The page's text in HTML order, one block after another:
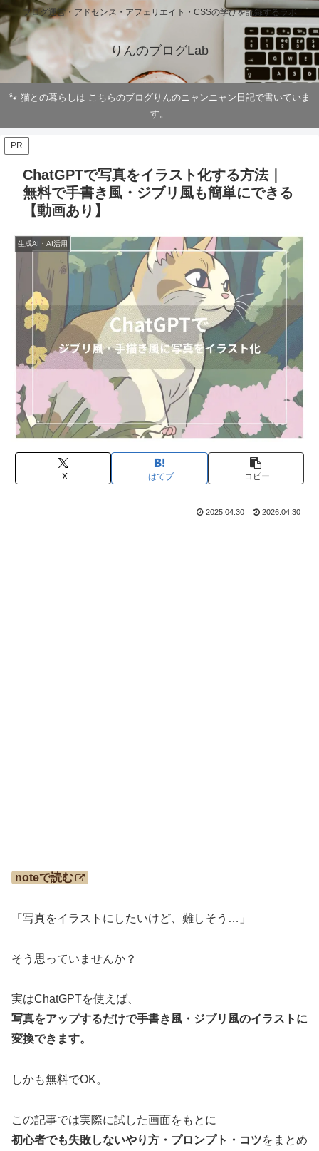
ブログ運営・アドセンス・アフェリエイト・CSSの学びを記録するラボ
りんのブログLab
🐾 猫との暮らしは こちらのブログりんのニャンニャン日記で書いていま
す。
PR
ChatGPTで写真をイラスト化する方法｜
無料で手書き風・ジブリ風も簡単にできる
【動画あり】
生成AI・AI活用
X はてブ コピー
2025.04.30 2026.04.30
noteで読む
「写真をイラストにしたいけど、難しそう…」
そう思っていませんか？
実はChatGPTを使えば、
写真をアップするだけで手書き風・ジブリ風のイラストに
変換できます。
しかも無料でOK。
この記事では実際に試した画面をもとに
初心者でも失敗しないやり方・プロンプト・コツをまとめ